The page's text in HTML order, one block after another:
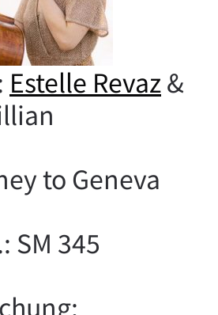
Estelle Revaz&
to Geneva
SM 345